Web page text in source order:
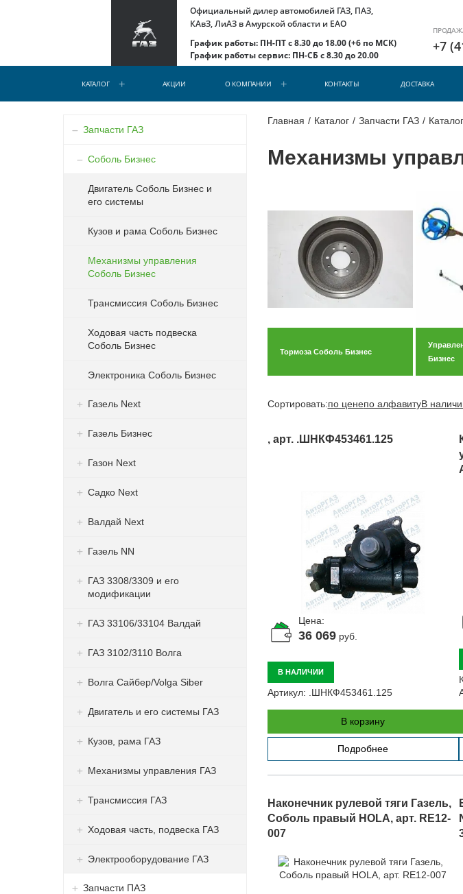
Официальный дилер автомобилей ГАЗ, ПАЗ,
КАвЗ, ЛиАЗ в Амурской области и ЕАО
График работы: ПН-ПТ с 8.30 до 18.00 (+6 по МСК)
График работы сервис: ПН-СБ с 8.30 до 20.00
+7
КАТАЛОГ АКЦИИ О КОМПАНИИ КОНТАКТЫ ДОСТАВКА
Главная / Каталог / Запчасти ГАЗ /
Механизмы
Запчасти ГАЗ
Соболь Бизнес
Двигатель Соболь Бизнес и
его системы
Кузов и рама Соболь Бизнес
Механизмы управления
Соболь Бизнес
Трансмиссия Соболь Бизнес
Ходовая часть подвеска
Соболь Бизнес
Электроника Соболь Бизнес
Газель Next
Газель Бизнес
Газон Next
Садко Next
Валдай Next
Газель NN
ГАЗ 3308/3309 и его
модификации
ГАЗ 33106/33104 Валдай
ГАЗ 3102/3110 Волга
Волга Сайбер/Volga Siber
Двигатель и его системы ГАЗ
Кузов, рама ГАЗ
Механизмы управления ГАЗ
Трансмиссия ГАЗ
Ходовая часть, подвеска ГАЗ
Электрооборудование ГАЗ
Запчасти ПАЗ
Тормоза Соболь Бизнес
Бизнес
Сортировать:по ценепо алфавитуВ
, арт. .ШНКФ453461.125
Цена:
36 069руб.
В НАЛИЧИИ
Артикул: .ШНКФ453461.125
В корзину
Подробнее
Наконечник рулевой тяги Газель,
Соболь правый HOLA, арт. RE12-
007